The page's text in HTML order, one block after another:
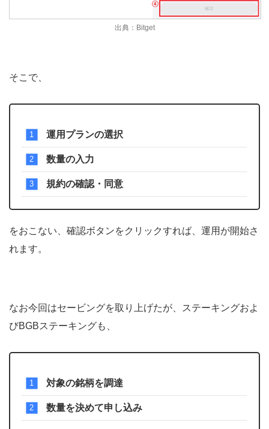
出典：Bitget
そこで、
運用プランの選択
数量の入力
規約の確認・同意
をおこない、確認ボタンをクリックすれば、運用が開始さ
れます。
なお今回はセービングを取り上げたが、ステーキングおよ
びBGBステーキングも、
対象の銘柄を調達
数量を決めて申し込み